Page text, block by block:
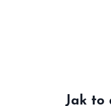
Jak to